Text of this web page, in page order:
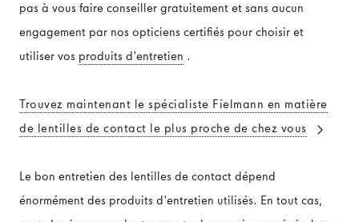
Lentilles de couleur
ENTRETIEN & ACCESSOIRES
Entretien lentilles de contact
pas à vous faire conseiller gratuitement et sans aucun
engagement par nos opticiens certifiés pour choisir et
utiliser vos produits d'entretien .
Trouvez maintenant le spécialiste Fielmann en matière
de lentilles de contact le plus proche de chez vous
Le bon entretien des lentilles de contact dépend
énormément des produits d'entretien utilisés. En tout cas,